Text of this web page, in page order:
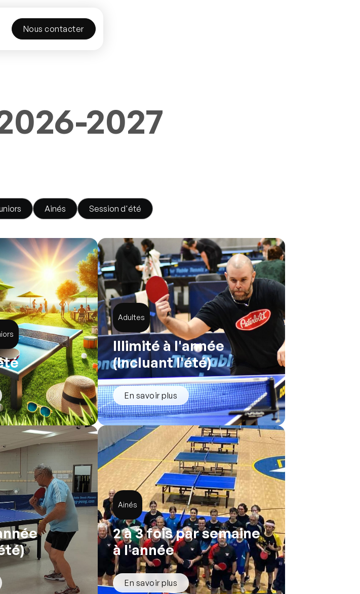
Nous contacter
2027
Ainés Session d'été
Adultes
Illimité à l'année
(Incluant l'été)
En savoir plus
Ainés
2 à 3 fois par semaine
à l'année
En savoir plus